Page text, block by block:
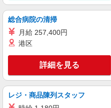
総合病院の清掃
月給 257,400円
港区
詳細を見る
レジ・商品陳列スタッフ